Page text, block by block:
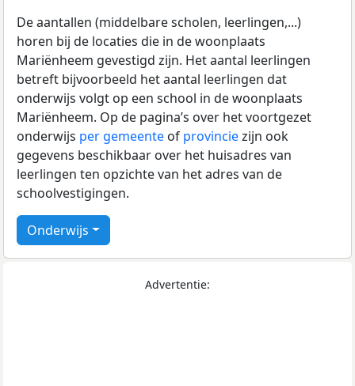
De aantallen (middelbare scholen, leerlingen,...)
horen bij de locaties die in de woonplaats
Mariënheem gevestigd zijn. Het aantal leerlingen
betreft bijvoorbeeld het aantal leerlingen dat
onderwijs volgt op een school in de woonplaats
Mariënheem. Op de pagina’s over het voortgezet
onderwijs per gemeente of provinciezijn ook
gegevens beschikbaar over het huisadres van
leerlingen ten opzichte van het adres van de
schoolvestigingen.
Onderwijs
Advertentie: